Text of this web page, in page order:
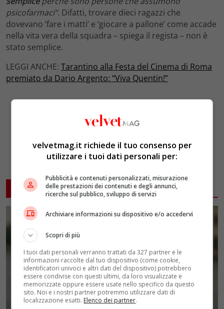
psicofarmaci”. Difatti, trovare dieci ragazzi che
dovevano ‘fare i matti’ e ‘giocare a pallone’ come accade
nella vita vera della squadra – spiega il regista – non è
stato semplice.
LEGGI ANCHE: Tarantino alla Festa del Cinema di Roma
premiato da Dario Argento: “Viva Quentin!”
ARTICOLI CORRELATI
velvetmag.it richiede il tuo consenso per
utilizzare i tuoi dati personali per:
Pubblicità e contenuti personalizzati, misurazione
delle prestazioni dei contenuti e degli annunci,
ricerche sul pubblico, sviluppo di servizi
Archiviare informazioni su dispositivo e/o accedervi
Scopri di più
I tuoi dati personali verranno trattati da 327 partner e le
informazioni raccolte dal tuo dispositivo (come cookie,
identificatori univoci e altri dati del dispositivo) potrebbero
essere condivise con questi ultimi, da loro visualizzate e
memorizzate oppure essere usate nello specifico da questo
sito. Noi e i nostri partner potremmo utilizzare dati di
localizzazione esatti. Elenco dei partner.